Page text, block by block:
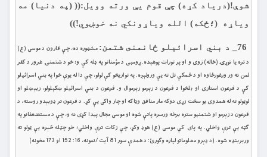
شوې!(درياد كړه) چې قوم یې ورته وويل:(( (په دنیا) مه
ویاړه (؛ځكه) الله ویاړونکي نه خوښوي!))
مشهوره ده، چې قارون د موسى (ع)
د تره يا توړۍ (خاله) زوى و او پر تورات پوهېده. ړومبى د مؤمنانو په ډله كې و؛ خو د شتمنۍ غرور د كفر
لمن ته ور ورغورځاوه او د ځمكې تل ته يې ورولېږه. په تواريخو كې لولو، چې دا له يوې خوا په بني اسرائيلو
كې د فرعون استازى او بلخوا د فرعون د زېرمو زېرموال و. فرعون د بني اسرائيلو ښكېلولو، زبېښلو او
لوټولو ته له همدوى يو سخت زړى دوكه مار منافق وټاكه او چار واكى يې كړ. د فرعون تر ډوبېدو روسته، د
فرعون د زېرمو او شتمنيو ستره برخه ورسره پاتې شوه او موسى مجال پيدا كړى نه و، چې د مستضعفانو په
ګټه يې ترې واخلي. په پاى كې موسى (ع) هوډ وکړ، چې زكات ترې واخلي؛ خو چټله څېره يې ټولو ته
وربربنډه شوه. (د ډېرو معلوماتو لپاره وګورئ: د همدې سور 81 آيت /نمونه، 16: 152 او 173 مخونه)